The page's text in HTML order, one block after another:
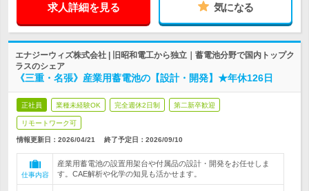
求人詳細を見る 気になる
エナジーウィズ株式会社 | 旧昭和電工から独立｜蓄電池分野で国内トップク
ラスのシェア
《三重・名張》産業用蓄電池の【設計・開発】★年休126日
正社員 業種未経験OK 完全週休2日制 第二新卒歓迎
リモートワーク可
情報更新日：2026/04/21 終了予定日： 2026/09/10
仕事内容
産業用蓄電池の設置用架台や付属品の設計・開発をお任せしま
す。CAE解析や化学の知見も活かせます。